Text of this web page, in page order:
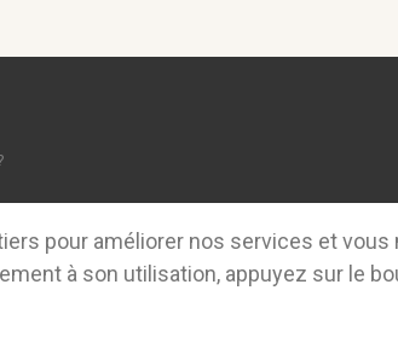
pour améliorer nos services et
à son utilisation, appuyez sur le